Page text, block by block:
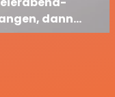
dann